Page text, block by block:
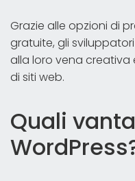
Grazie alle opzioni di
gratuite, gli
alla loro vena creativa
di siti web.
Quali